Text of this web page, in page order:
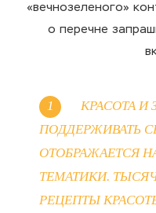
«вечнозеленого»
о перечне
КРАСОТА И
ПОДДЕРЖИВАТЬ
ОТОБРАЖАЕТСЯ
ТЕМАТИКИ.
РЕЦЕПТЫ